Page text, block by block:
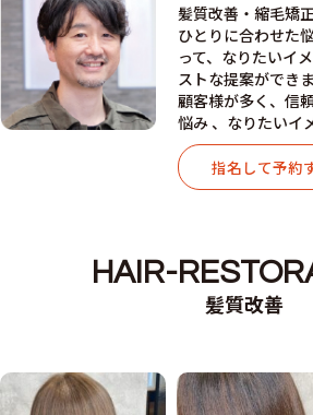
髪質改善・縮毛矯
ひとりに合わせた
って、なりたいイ
ストな提案ができ
顧客様が多く、信
悩み 、なりたいイ
指名して予約
HAIR-
髪質改善